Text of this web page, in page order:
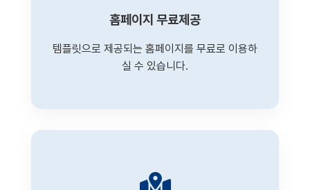
홈페이지 무료제공
템플릿으로 제공되는 홈페이지를 무료로 이용하
실 수 있습니다.